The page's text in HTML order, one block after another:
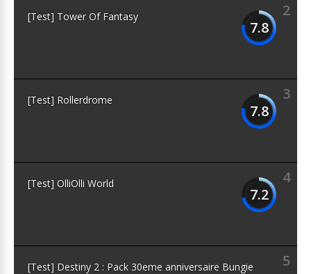
2
7.8
[Test] Tower Of Fantasy
3
7.8
[Test] Rollerdrome
4
7.2
[Test] OlliOlli World
5
[Test] Destiny 2 : Pack 30eme anniversaire Bungie